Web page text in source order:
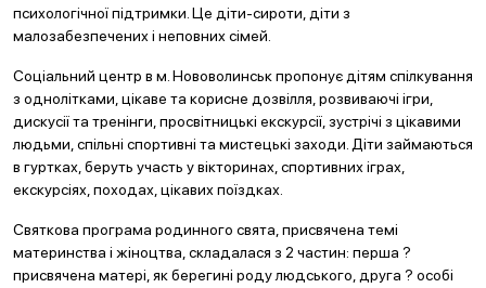
психологічної підтримки. Це діти-сироти, діти з
малозабезпечених і неповних сімей.
Соціальний центр в м. Нововолинськ пропонує дітям спілкування
з однолітками, цікаве та корисне дозвілля, розвиваючі ігри,
дискусії та тренінги, просвітницькі екскурсії, зустрічі з цікавими
людьми, спільні спортивні та мистецькі заходи. Діти займаються
в гуртках, беруть участь у вікторинах, спортивних іграх,
екскурсіях, походах, цікавих поїздках.
Святкова програма родинного свята, присвячена темі
материнства і жіноцтва, складалася з 2 частин: перша ?
присвячена матері, як берегині роду людського, друга ? особі